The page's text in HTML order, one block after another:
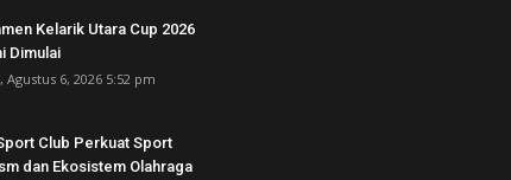
Kelarik Utara Cup 2026
Dimulai
Agustus 6, 2026 5:52 pm
Club Perkuat Sport
dan Ekosistem Olahraga